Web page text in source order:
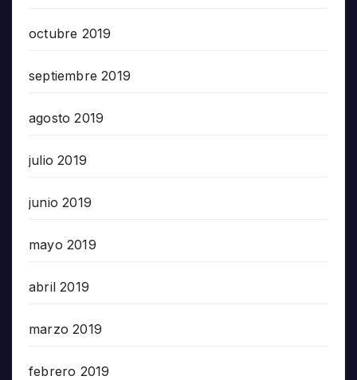
octubre 2019
septiembre 2019
agosto 2019
julio 2019
junio 2019
mayo 2019
abril 2019
marzo 2019
febrero 2019